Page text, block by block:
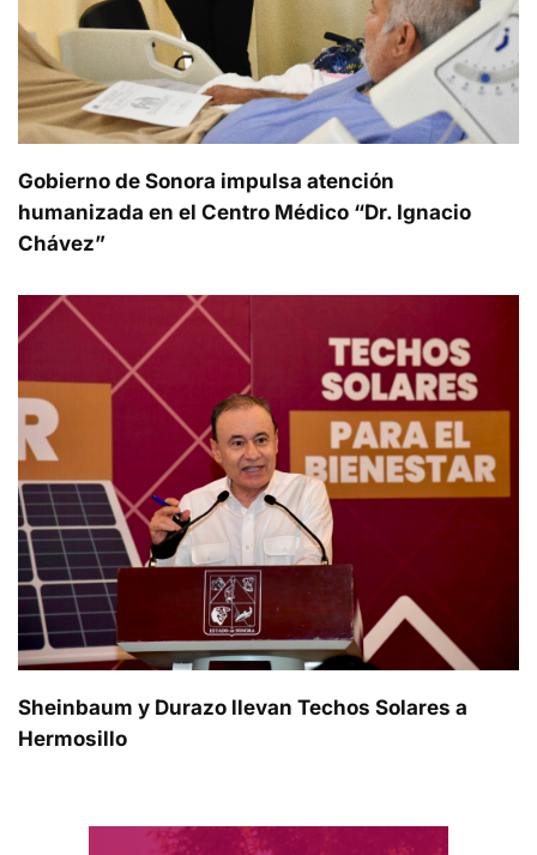
Gobierno de Sonora impulsa atención
humanizada en el Centro Médico “Dr. Ignacio
Chávez”
Sheinbaum y Durazo llevan Techos Solares a
Hermosillo